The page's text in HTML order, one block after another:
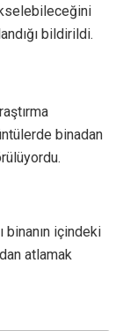
bildirildi.
binadan
binanın içindeki
atlamak